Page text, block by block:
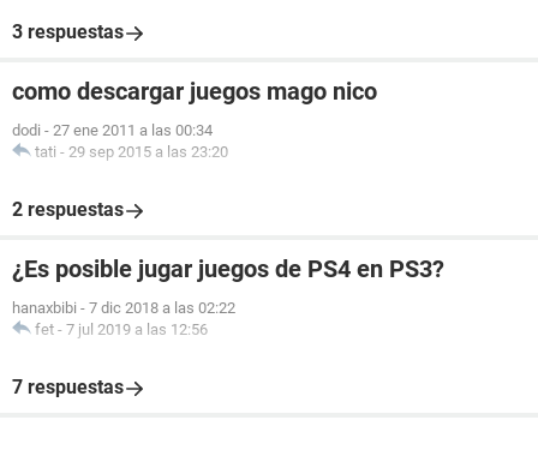
3 respuestas
como descargar juegos mago nico
dodi - 27 ene 2011 a las 00:34
tati - 29 sep 2015 a las 23:20
2 respuestas
¿Es posible jugar juegos de PS4 en PS3?
hanaxbibi - 7 dic 2018 a las 02:22
fet - 7 jul 2019 a las 12:56
7 respuestas